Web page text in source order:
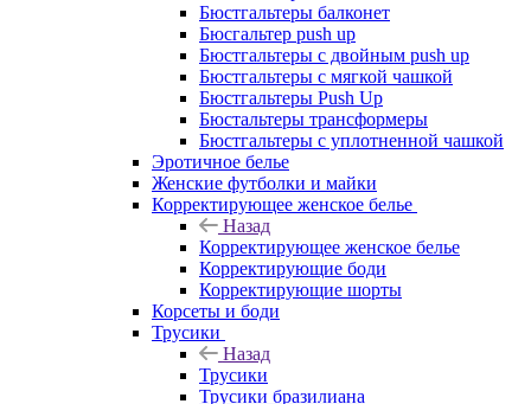
Бюстгальтеры балконет
Бюсгальтер push up
Бюстгальтеры с двойным push up
Бюстгальтеры с мягкой чашкой
Бюстгальтеры Push Up
Бюстальтеры трансформеры
Бюстгальтеры с уплотненной чашкой
Эротичное белье
Женские футболки и майки
Корректирующее женское белье
Назад
Корректирующее женское белье
Корректирующие боди
Корректирующие шорты
Корсеты и боди
Трусики
Назад
Трусики
Трусики бразилиана